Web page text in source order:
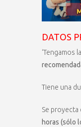
DATOS
‘Tengamos
Tiene una
Se proyecta
horas (sólo